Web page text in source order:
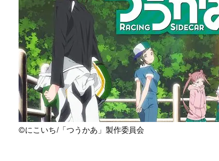
©にこいち/「つうかあ」製作委員会